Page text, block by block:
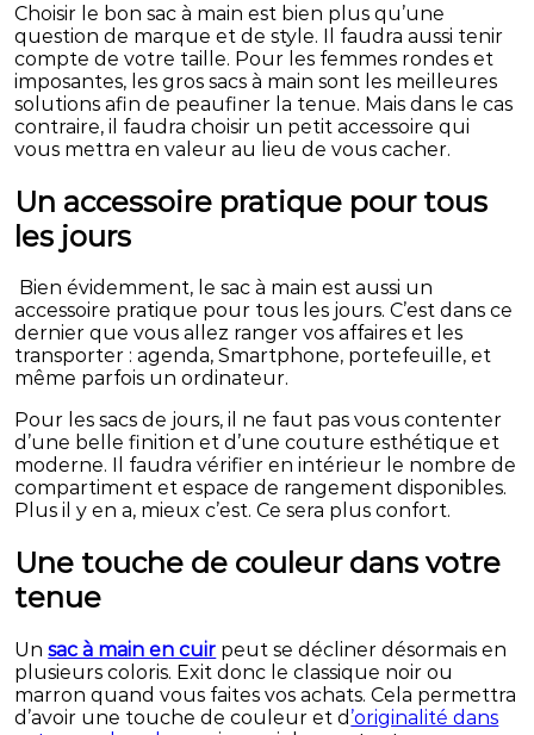
Choisir le bon sac à main est bien plus qu’une
question de marque et de style. Il faudra aussi tenir
compte de votre taille. Pour les femmes rondes et
imposantes, les gros sacs à main sont les meilleures
solutions afin de peaufiner la tenue. Mais dans le cas
contraire, il faudra choisir un petit accessoire qui
vous mettra en valeur au lieu de vous cacher.
Un accessoire pratique pour tous
les jours
Bien évidemment, le sac à main est aussi un
accessoire pratique pour tous les jours. C’est dans ce
dernier que vous allez ranger vos affaires et les
transporter : agenda, Smartphone, portefeuille, et
même parfois un ordinateur.
Pour les sacs de jours, il ne faut pas vous contenter
d’une belle finition et d’une couture esthétique et
moderne. Il faudra vérifier en intérieur le nombre de
compartiment et espace de rangement disponibles.
Plus il y en a, mieux c’est. Ce sera plus confort.
Une touche de couleur dans votre
tenue
Unsac à main en cuir peut se décliner désormais en
plusieurs coloris. Exit donc le classique noir ou
marron quand vous faites vos achats. Cela permettra
d’avoir une touche de couleur et d ’originalité dans